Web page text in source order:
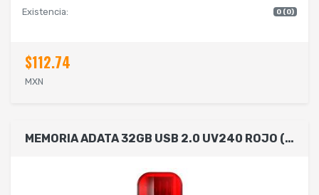
Existencia:
0 (0)
$112.74
MXN
MEMORIA ADATA 32GB USB 2.0 UV240 ROJO (AUV240-32G-RRD)